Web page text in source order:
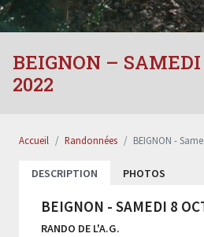
BEIGNON – SAMEDI
2022
Accueil Randonnées BEIGNON -
DESCRIPTION PHOTOS
BEIGNON - SAMEDI 8
RANDO DE L'A.G.